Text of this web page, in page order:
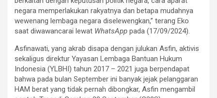
negara memperlakukan rakyatnya dan betapa mudahnya
wewenang lembaga negara diselewengkan,” terang Eko
saat diwawancarai lewat WhatsApp pada (17/09/2024).
Asfinawati, yang akrab disapa dengan julukan Asfin, aktivis
sekaligus direktur Yayasan Lembaga Bantuan Hukum
Indonesia (YLBHI) tahun 2017 – 2021 juga berpendapat
bahwa pada bulan September ini banyak jejak pelanggaran
HAM berat yang tidak pernah dibongkar, Asfin mengambil